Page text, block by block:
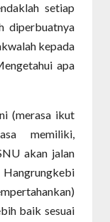
setiap
diperbuatnya
kepada
apa
(merasa ikut
memiliki,
akan jalan
baik sesuai